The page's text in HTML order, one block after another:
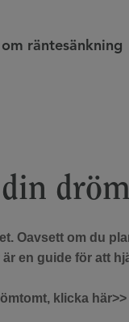
räntesänkning
Oavsett om du
en guide för att
klicka här>>